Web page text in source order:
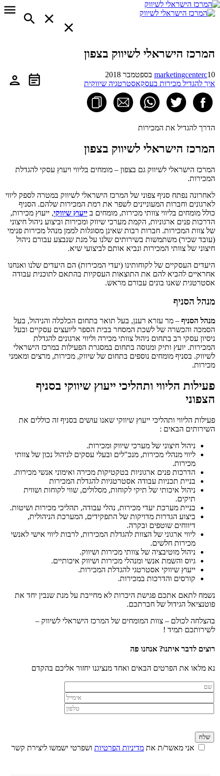
המרכז הישראלי לשיווק בצפון
marketingcenterc10 בספטמבר 2018
איך להגדיל מכירות בעסקאסטרטגיה שיווקית
הדרך להגדיל את המכירות
המרכז הישראלי לשיווק בצפון
המרכז הישראלי לשיווק גם בצפון – מומחים בליווי ויעוץ עסקי להגדלת
המכירות.
לאחרונה נפתח סניף צפוני של המרכז הישראלי לשיווק במטרה לספק ליווי
לארגונים וחברות המעוניינים לשפר את רמת המכירות שלהם. הסניף
כולל מומחים בליווי צוותי מכירות, מומחים ב ייעוץ שיווקי, ייעוץ מכירות,
הדרכות פנים ארגוניות, הקמת מערכי שיווק ומכירות וביצוע ניהול חיצוני
של צוות המכירות. חברות רבות שאינן מסוגלות לממן מנהל מכירות פנימי
(עובד שכיר) משתמשות בשירותים שלנו על מנת שנבצע עבורם ניהול
חיצוני של צוותי המכירות ונביא אותם לביצועי שיא.
היעדים העסקיים של לקוחותינו (יעדי המכירות) הם היעדים שלנו ואנחנו
אחראיים להביא להם את התוצאות העסקיות בהתאם לתוכנית עבודה
אסטרטגית שאנו בונים עבורם מראש.
מנהל הסניף
מנהל הסניף – מר עזרא רענן, בעל תואר בתחום הכלכלה והניהול, בעל
הסמכה והכשרה של לשכת המסחר בבית הספר ליועצים עסקיים ובעל
ניסיון עסקי רב בתחום ניהול צוותי מכירה וליווי ארגונים להגדלת
המכירות. יועץ ותיק ומנוסה בתחום במסגרת הפעילות במרכז הישראלי
לשיווק. בסניף מומחים נוספים בתחום של שיווק, מכירות, מרצים ומאמני
מכירות.
פעילות הליווי ותהליכי ייעוץ שיווקי בסניף
הצפוני
פעילות הליווי ותהליכי ייעוץ שיווקי שאנו עושים בסניף זה כוללים את
השירותים הבאים :
ניהול חיצוני של מערכי שיווק ומכירות.
ליווי מנהלי מכירות, מנכ"לים ובעלי עסקים לניהול נכון של צוותי
מכירות.
הדרכות פנים ארגוניות בטקטיקות מכירה ואימוני אנשי מכירות.
בניית תכניות עבודה אסטרטגיות להגדלת המכירות
ניהול איכותי של תיקי לקוחות, מסלולים, שווי לקוחות ושווית
תיקים.
בניית מערכת יעדי מכירות, נהלי עבודה, תהליכי מכירות ושיטות.
ביצוע הגדרות מדויקות של התפקידים, המערכת הניהולית,
דיווחים שוטפים ובקרה.
ליווי ארגוני של הצוות להגדלת המכירות, לרבות ליווי אישי לאנשי
מכירות חלשים.
ניהול מוטיבציה של צוותי מכירות ושיווק.
גיוס והשמת אנשי ומנהלי מכירות ושיווק איכותיים.
ייעוץ שיווקי אסטרטגי להגדלת המכירות.
קורסים והדרכות במכירות.
נשמח לתאם אתכם פגישת היכרות לא מחייבת על מנת שנבין יחד את
פוטנציאל הגידול של חברתכם.
בהצלחה לכולם – צוות המומחים של המרכז הישראלי לשיווק –
לשירותכם תמיד !
רוצים לדבר איתנו? אנחנו פה
נא מלאו את הפרטים הבאים ואחד מנציגנו יחזור אליכם בהקדם
אני מאשר/ת את מדיניות הפרטיות ושפרטי ישמשו ליצירת קשר